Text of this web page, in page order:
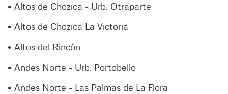
• Altos de Chozica - Urb. Otraparte
• Altos de Chozica La Victoria
• Altos del Rincón
• Andes Norte - Urb. Portobello
• Andes Norte - Las Palmas de La Flora